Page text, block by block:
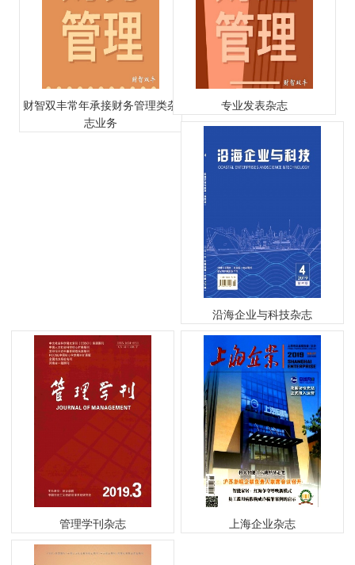
财智双丰常年承接财务管理类杂
志业务
专业发表杂志
沿海企业与科技杂志
管理学刊杂志 上海企业杂志